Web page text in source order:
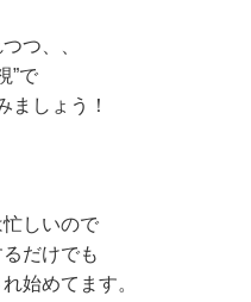
つ、、
”で
ましょう！
しいので
だけでも
始めてます。